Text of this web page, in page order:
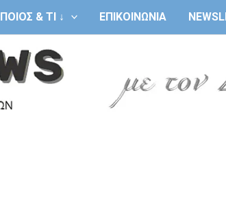
ΠΟΙΟΣ & ΤΙ ↓ ΕΠΙΚΟΙΝΩΝΙΑ